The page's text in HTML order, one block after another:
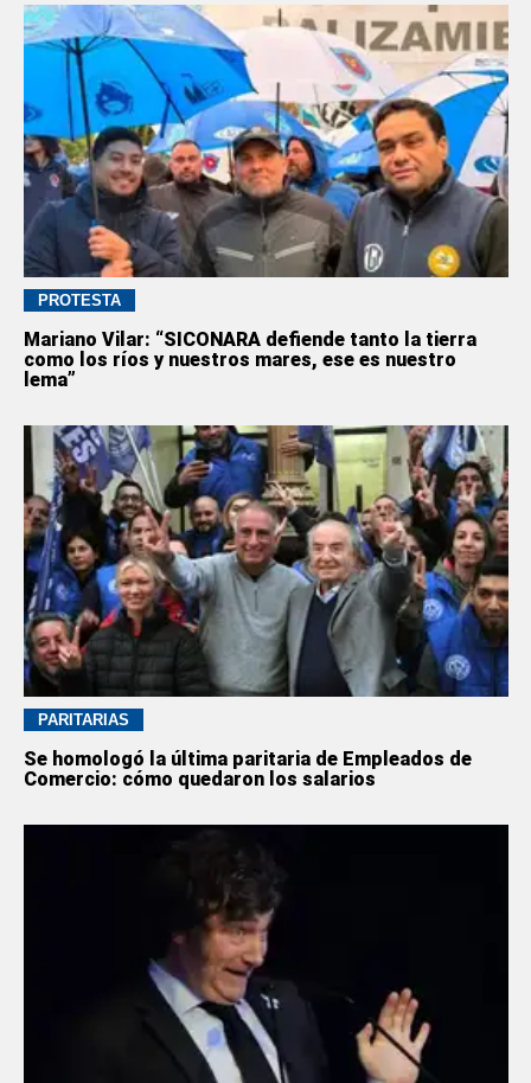
PROTESTA
Mariano Vilar: “SICONARA defiende tanto la tierra
como los ríos y nuestros mares, ese es nuestro
lema”
PARITARIAS
Se homologó la última paritaria de Empleados de
Comercio: cómo quedaron los salarios